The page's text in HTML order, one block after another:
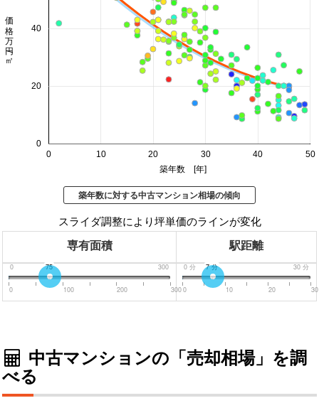
0 10 20 30 40 50
0
20
40
築年数 [年]
価格 万円/㎡
築年数に対する中古マンション相場の傾向
スライダ調整により坪単価のラインが変化
専有面積 駅距離
0 300
75
0 100 200 300
0分 30分
7分
0 10 20 30
中古マンションの「売却相場」を調
べる